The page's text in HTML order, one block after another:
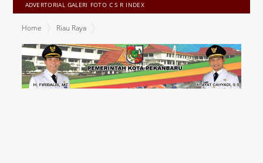
ADVERTORIAL GALERI FOTO C S R INDEX
Home
Riau Raya
Pekanbaru